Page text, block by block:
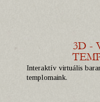
Interaktív virtuális
templomaink.